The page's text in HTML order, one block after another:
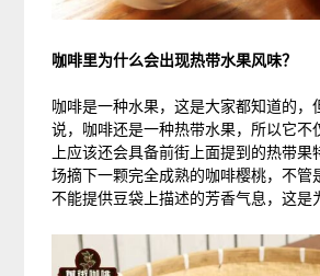
咖啡里为什么会出现热带水果风味？
咖啡是一种水果，这是大家都知道的，
说，咖啡还是一种热带水果，所以它不
上应该还会具备前街上面提到的热带果
场摘下一颗完全成熟的咖啡樱桃，不管
不能提供豆袋上描述的芳香气息，这是